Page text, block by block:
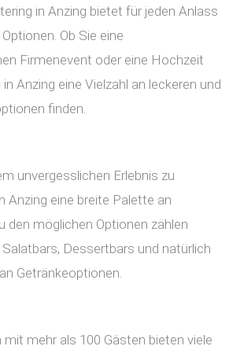
in Anzing bietet für jeden Anlass
Ob Sie eine
Firmenevent oder eine Hochzeit
Anzing eine Vielzahl an leckeren und
finden.
unvergesslichen Erlebnis zu
Anzing eine breite Palette an
den möglichen Optionen zählen
Dessertbars und natürlich
Getränkeoptionen.
mehr als 100 Gästen bieten viele